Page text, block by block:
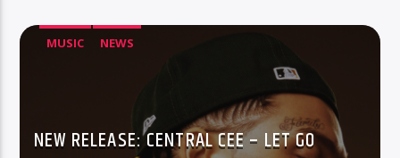
MUSIC NEWS
NEW RELEASE: CENTRAL CEE – LET GO